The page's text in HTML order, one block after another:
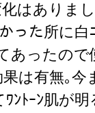
はありま
った所に
あったの
は有無｡
ﾝﾄｰﾝ肌が